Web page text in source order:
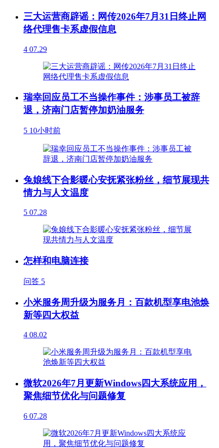
三大运营商辟谣：网传2026年7月31日终止网
络代理售卡系虚假信息
4 07.29
瑞幸回应员工不当操作事件：涉事员工被辞
退，济南门店暂停加奶油服务
5 10小时前
兔娘线下合影暖心安抚紧张粉丝，细节展现共
情力与人文温度
5 07.28
怎样和电脑连接
问答 5
小米服务周升级为服务月：百款机型享电池焕
新等四大权益
4 08.02
微软2026年7月更新Windows四大系统应用，
聚焦细节优化与问题修复
6 07.28